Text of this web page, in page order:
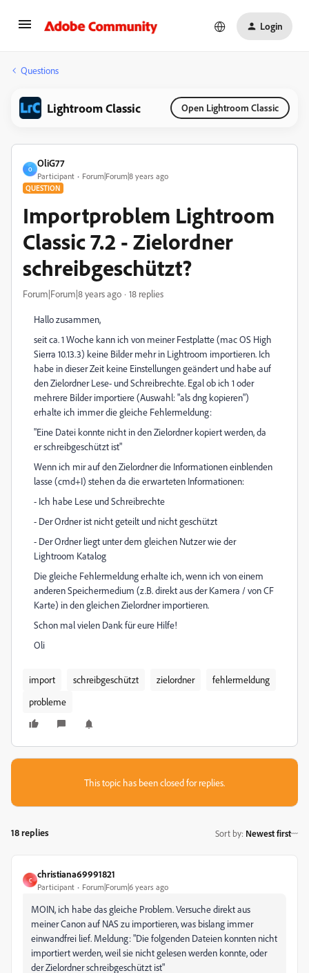
Login
Questions
Lightroom Classic Open Lightroom Classic
O
OliG77
Participant Forum|Forum|8 years ago
QUESTION
Importproblem Lightroom
Classic 7.2 - Zielordner
schreibgeschützt?
Forum|Forum|8 years ago 18 replies
Hallo zusammen,
seit ca. 1 Woche kann ich von meiner Festplatte (mac OS High
Sierra 10.13.3) keine Bilder mehr in Lightroom importieren. Ich
habe in dieser Zeit keine Einstellungen geändert und habe auf
den Zielordner Lese- und Schreibrechte. Egal ob ich 1 oder
mehrere Bilder importiere (Auswahl: "als dng kopieren")
erhalte ich immer die gleiche Fehlermeldung:
"Eine Datei konnte nicht in den Zielordner kopiert werden, da
er schreibgeschützt ist"
Wenn ich mir auf den Zielordner die Informationen einblenden
lasse (cmd+I) stehen da die erwarteten Informationen:
- Ich habe Lese und Schreibrechte
- Der Ordner ist nicht geteilt und nicht geschützt
- Der Ordner liegt unter dem gleichen Nutzer wie der
Lightroom Katalog
Die gleiche Fehlermeldung erhalte ich, wenn ich von einem
anderen Speichermedium (z.B. direkt aus der Kamera / von CF
Karte) in den gleichen Zielordner importieren.
Schon mal vielen Dank für eure Hilfe!
Oli
import schreibgeschützt zielordner
fehlermeldung
probleme
This topic has been closed for replies.
18 replies Sort by: Newest first
C
christiana69991821
Participant Forum|Forum|6 years ago
MOIN, ich habe das gleiche Problem. Versuche direkt aus
meiner Canon auf NAS zu importieren, was bislang immer
einwandfrei lief. Meldung:"Die folgenden Dateien konnten nicht
importiert werden, weil sie nicht gelesen werden konnte, oder
der Zielordner schreibgeschützt ist"